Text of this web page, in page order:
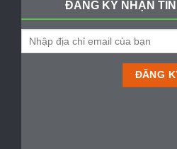
ĐĂNG KÝ NHẬN TIN